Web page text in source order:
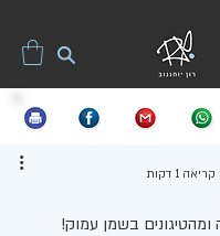
1 דקות
בשמן עמוק!